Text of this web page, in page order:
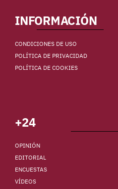
INFORMACIÓN
CONDICIONES DE USO
POLÍTICA DE PRIVACIDAD
POLÍTICA DE COOKIES
+24
OPINIÓN
EDITORIAL
ENCUESTAS
VÍDEOS